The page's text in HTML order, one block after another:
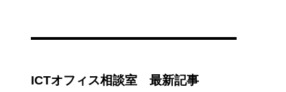
ICTオフィス相談室 最新記事